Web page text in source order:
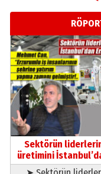
26
Ardında
gönül
13
Başkan
bir
02
Sektörün
üretimini